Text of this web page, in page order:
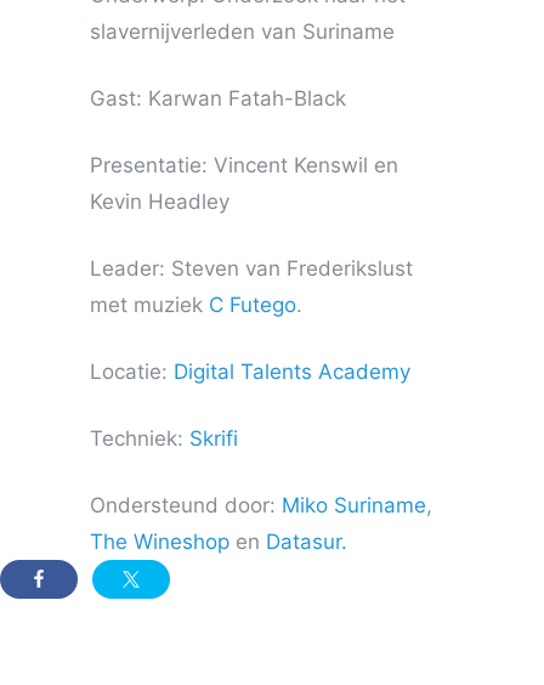
slavernijverleden van Suriname
Gast: Karwan Fatah-Black
Presentatie: Vincent Kenswil en
Kevin Headley
Leader: Steven van Frederikslust
met muziek C Futego.
Locatie: Digital Talents Academy
Techniek: Skrifi
Ondersteund door: Miko Suriname,
The Wineshop en Datasur.